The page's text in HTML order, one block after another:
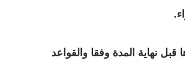
قبل نهاية المدة وفقا والقواعد